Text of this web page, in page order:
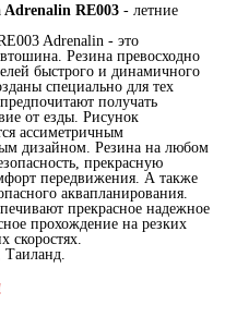
Adrenalin RE003 - летние
Adrenalin - это
Резина превосходно
быстрого и динамичного
специально для тех
получать
от езды. Рисунок
ассиметричным
дизайном. Резина на любом
прекрасную
передвижения. А также
аквапланирования.
прекрасное надежное
прохождение на резких
скоростях.